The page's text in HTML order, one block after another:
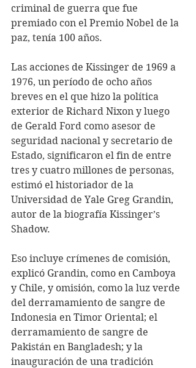
criminal de guerra que fue
premiado con el Premio Nobel de la
paz, tenía 100 años.
Las acciones de Kissinger de 1969 a
1976, un período de ocho años
breves en el que hizo la política
exterior de Richard Nixon y luego
de Gerald Ford como asesor de
seguridad nacional y secretario de
Estado, significaron el fin de entre
tres y cuatro millones de personas,
estimó el historiador de la
Universidad de Yale Greg Grandin,
autor de la biografía Kissinger’s
Shadow.
Eso incluye crímenes de comisión,
explicó Grandin, como en Camboya
y Chile, y omisión, como la luz verde
del derramamiento de sangre de
Indonesia en Timor Oriental; el
derramamiento de sangre de
Pakistán en Bangladesh; y la
inauguración de una tradición